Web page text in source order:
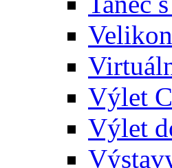
Výlet
Výlet